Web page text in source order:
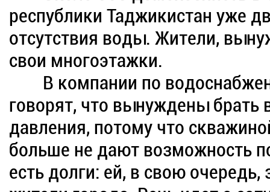
республики Таджикистан уже
отсутствия воды. Жители,
свои многоэтажки.
В компании по
говорят, что вынуждены брать
давления, потому что
больше не дают возможность
есть долги: ей, в свою очередь,